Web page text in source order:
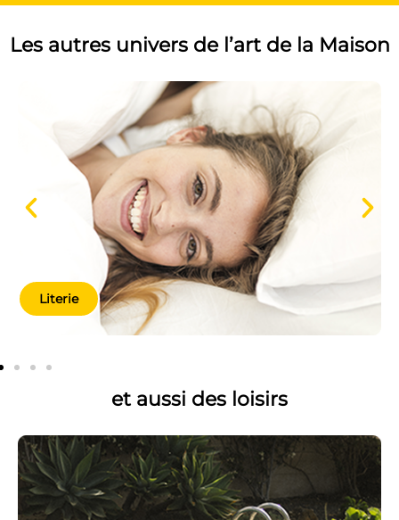
Les autres univers de l’art de la Maison
Literie
et aussi des loisirs